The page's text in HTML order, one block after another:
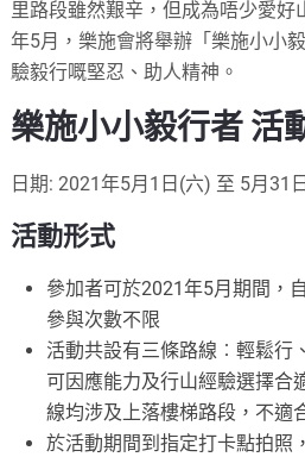
里路段雖然艱辛，但成為唔少愛
年5月，樂施會將舉辦「樂施小小
驗毅行嘅堅忍、助人精神。
樂施小小毅行者 活
日期: 2021年5月1日(六) 至 5月31
活動形式
參加者可於2021年5月期間，
參與次數不限
活動共設有三條路線︰輕鬆行
可因應能力及行山經驗選擇合
線均涉及上落樓梯路段，不適
於活動期間到指定打卡點拍照